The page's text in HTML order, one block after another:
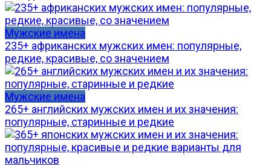
Мужские имена
235+ африканских мужских имен: популярные,
редкие, красивые, со значением
Мужские имена
265+ английских мужских имен и их значения:
популярные, старинные и редкие